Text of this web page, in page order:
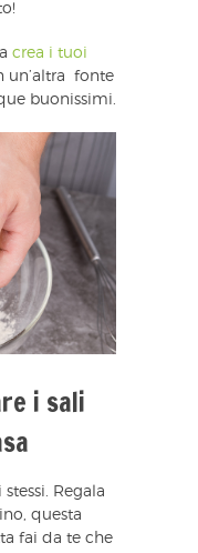
crea i tuoi
un’altra fonte
buonissimi.
i sali
Regala
questa
fai da te che